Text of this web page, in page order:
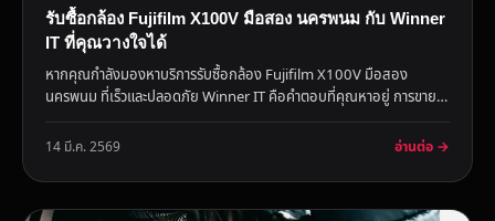
รับซื้อกล้อง Fujifilm X100V มือสอง นครพนม กับ Winner
IT ที่คุณวางใจได้
หากคุณกำลังมองหาบริการรับซื้อกล้อง Fujifilm X100V มือสอง
นครพนม ที่เร็วและปลอดภัย Winner IT คือคำตอบที่คุณหาอยู่ การขาย
กล้องม...
14 มี.ค. 2569 อ่านต่อ →